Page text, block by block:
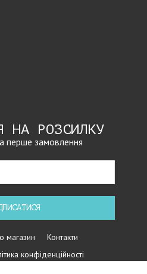
НА РОЗСИЛКУ
перше замовлення
магазин
Контакти
конфіденційності